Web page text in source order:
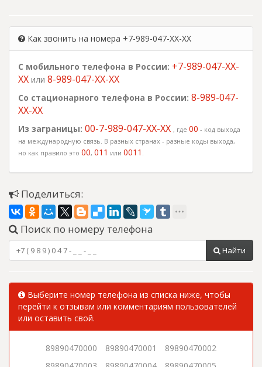
Как звонить на номера +7-989-047-XX-XX
С мобильного телефона в России: +7-989-047-XX-
XX или 8-989-047-XX-XX
Со стационарного телефона в России: 8-989-047-
XX-XX
Из заграницы: 00-7-989-047-XX-XX , где 00 - код выхода
на международную связь. В разных странах - разные коды выхода,
но как правило это 00, 011 или 0011 .
Поделиться:
Поиск по номеру телефона
Найти
Выберите номер телефона из списка ниже, чтобы
перейти к отзывам или комментариям пользователей
или оставить свой.
89890470000 89890470001
89890470002